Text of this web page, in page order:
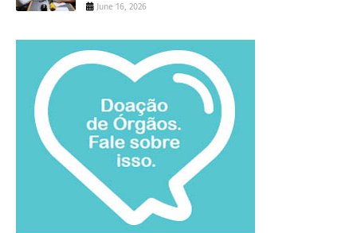
June 16, 2026